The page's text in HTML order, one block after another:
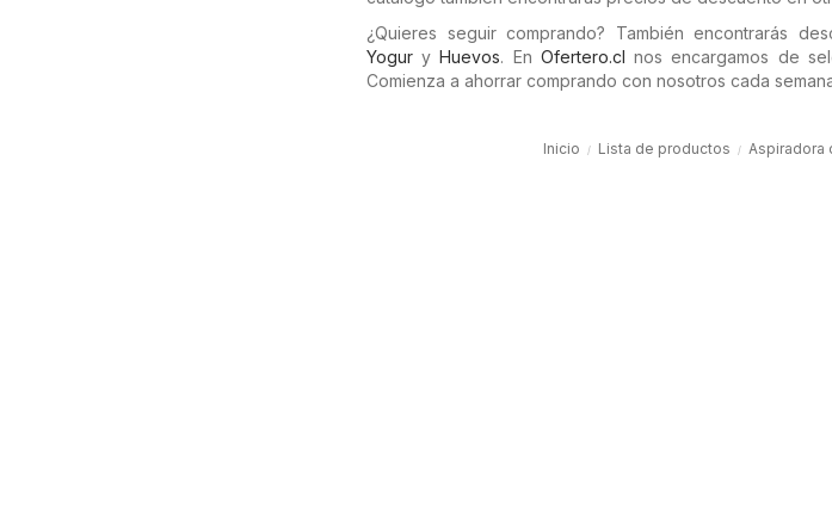
¿Quieres seguir comprando? También encontrarás
Yogur yHuevos. En Ofertero.cl nos encargamos de
Comienza a ahorrar comprando con nosotros cada
Inicio Lista de productos Aspiradora